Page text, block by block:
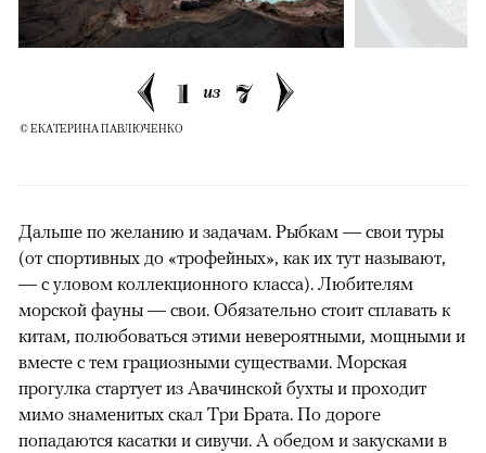
1 из 7
© ЕКАТЕРИНА ПАВЛЮЧЕНКО
Дальше по желанию и задачам. Рыбкам — свои туры
(от спортивных до «трофейных», как их тут называют,
— с уловом коллекционного класса). Любителям
морской фауны — свои. Обязательно стоит сплавать к
китам, полюбоваться этими невероятными, мощными и
вместе с тем грациозными существами. Морская
прогулка стартует из Авачинской бухты и проходит
мимо знаменитых скал Три Брата. По дороге
попадаются касатки и сивучи. А обедом и закусками в